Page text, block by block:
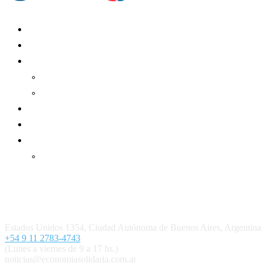
Estados Unidos 1354, Ciudad Autónoma de Buenos Aires,
+54 9 11 2783-4743
(Lunes a viernes de 9 a 17 hs.)
noticias@economiasolidaria.com.ar